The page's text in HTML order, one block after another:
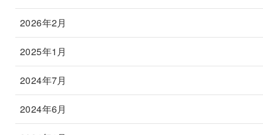
2026年2月
2025年1月
2024年7月
2024年6月